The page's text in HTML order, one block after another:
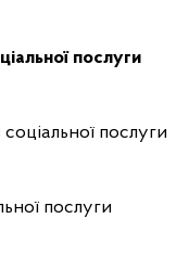
послуги
послуги
послуги